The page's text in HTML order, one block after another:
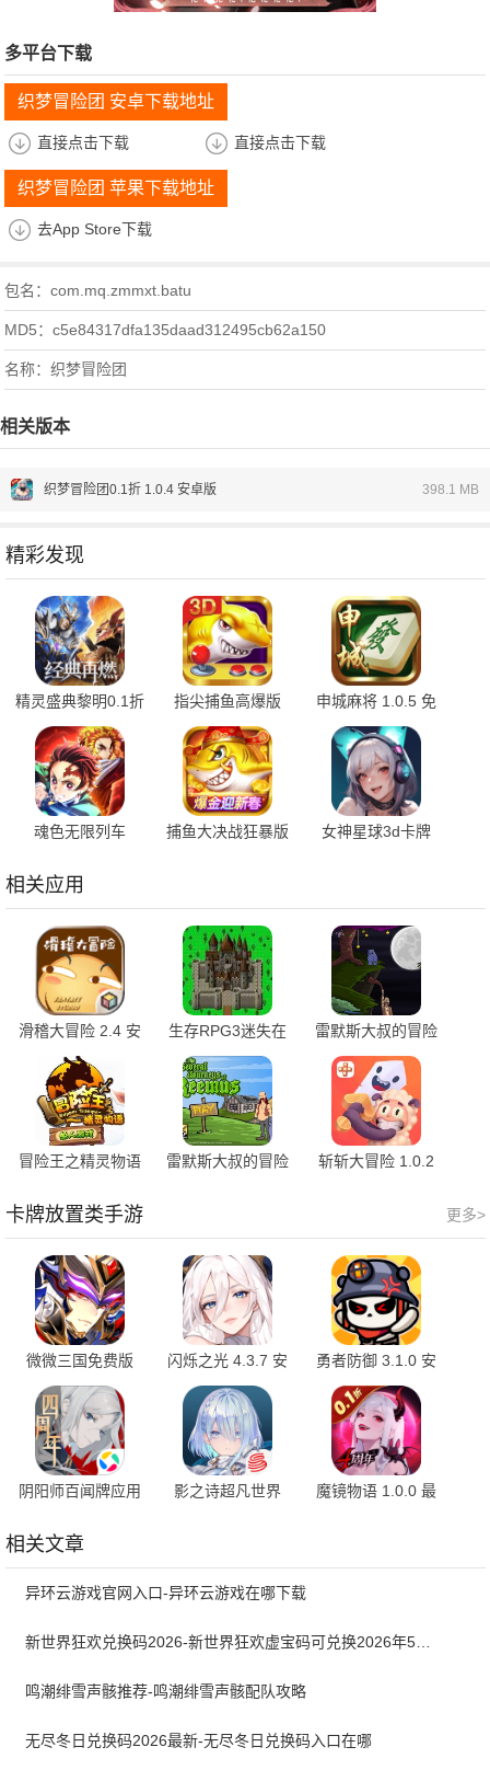
多平台下载
织梦冒险团 安卓下载地址
直接点击下载 直接点击下载
织梦冒险团 苹果下载地址
去App Store下载
包名：com.mq.zmmxt.batu
MD5：c5e84317dfa135daad312495cb62a150
名称：织梦冒险团
相关版本
织梦冒险团0.1折 1.0.4 安卓版 398.1 MB
精彩发现
精灵盛典黎明0.1折
1.00.1 官方版
指尖捕鱼高爆版
10.3.46.4.0 手机版
申城麻将 1.0.5 免
费版
魂色无限列车
捕鱼大决战狂暴版
女神星球3d卡牌
相关应用
滑稽大冒险 2.4 安
卓版
生存RPG3迷失在
时间冒险复古
2.7.0 安卓版
雷默斯大叔的冒险
2 1.0 安卓版
冒险王之精灵物语
卓版
雷默斯大叔的冒险
斩斩大冒险 1.0.2
更多>
卡牌放置类手游
微微三国免费版
1.0 最新版
闪烁之光 4.3.7 安
卓版
勇者防御 3.1.0 安
卓版
阴阳师百闻牌应用
安卓版
影之诗超凡世界
魔镜物语 1.0.0 最
相关文章
异环云游戏官网入口-异环云游戏在哪下载
新世界狂欢兑换码2026-新世界狂欢虚宝码可兑换2026年5月最新
鸣潮绯雪声骸推荐-鸣潮绯雪声骸配队攻略
无尽冬日兑换码2026最新-无尽冬日兑换码入口在哪